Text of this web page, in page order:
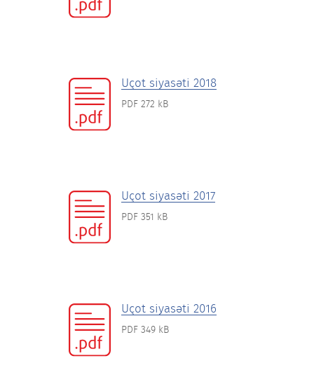
Uçot siyasəti 2018
PDF 272 kB
Uçot siyasəti 2017
PDF 351 kB
Uçot siyasəti 2016
PDF 349 kB